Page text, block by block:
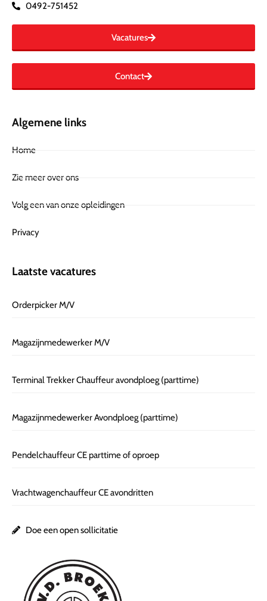
Laatste vacatures
Orderpicker M/V
Magazijnmedewerker M/V
Terminal Trekker Chauffeur avondploeg (parttime)
Magazijnmedewerker Avondploeg (parttime)
Pendelchauffeur CE parttime of oproep
Vrachtwagenchauffeur CE avondritten
Doe een open sollicitatie
Algemene links
Home
Zie meer over ons
Volg een van onze opleidingen
Privacy
0492-751452
Vacatures
Contact